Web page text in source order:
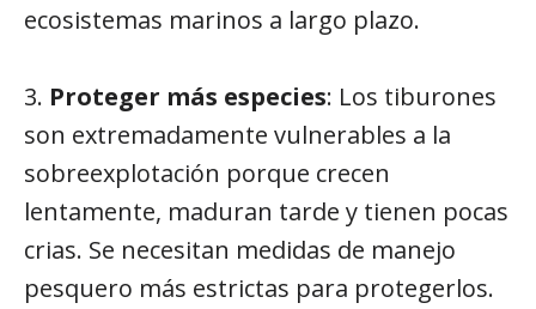
ecosistemas marinos a largo plazo.
3. Proteger más especies: Los tiburones
son extremadamente vulnerables a la
sobreexplotación porque crecen
lentamente, maduran tarde y tienen pocas
crias. Se necesitan medidas de manejo
pesquero más estrictas para protegerlos.